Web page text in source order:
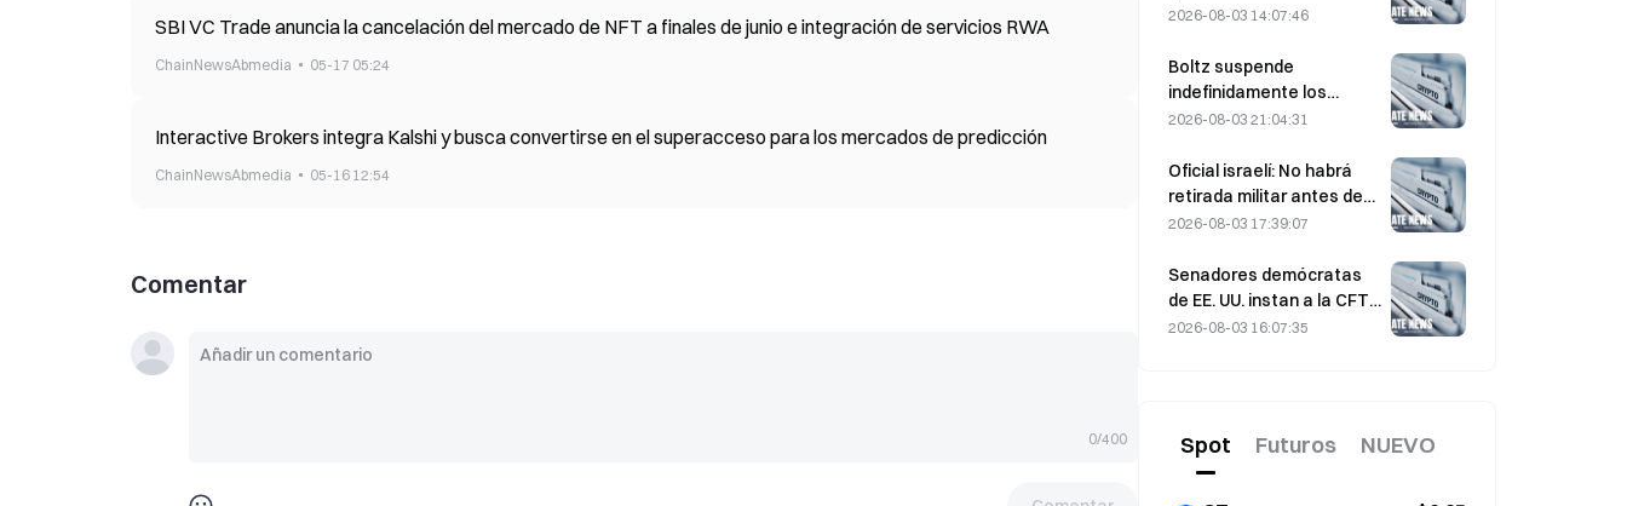
SBI VC Trade anuncia la cancelación del mercado de NFT a finales de junio e integración de servicios RWA
ChainNewsAbmedia 05-17 05:24
Interactive Brokers integra Kalshi y busca convertirse en el superacceso para los mercados de predicción
ChainNewsAbmedia 05-16 12:54
Comentar
0/400
distensión geopolítica y el
macro impulsan un rebote
a corto plazo
2026-08-03 14:07:46
Boltz suspende
indefinidamente los
servicios de su puente de
asistidos por IA
2026-08-03 21:04:31
Oficial israelí: No habrá
retirada militar antes de
que Hamás se desarme
2026-08-03 17:39:07
Senadores demócratas
de EE. UU. instan a la CFTC
a restringir los productos
2026-08-03 16:07:35
Spot Futuros NUEVO